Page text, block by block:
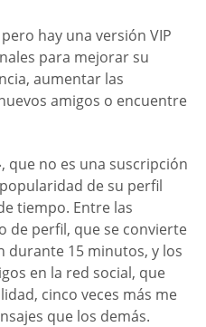
hay una versión VIP
para mejorar su
aumentar las
amigos o encuentre
que no es una suscripción
de su perfil
tiempo. Entre las
de perfil, que se convierte
durante 15 minutos, y los
en la red social, que
cinco veces más me
que los demás.